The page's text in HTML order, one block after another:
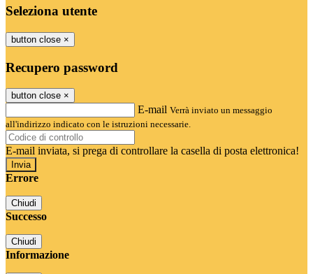
Seleziona utente
button close ×
Recupero password
button close ×
E-mail Verrà inviato un messaggio
all'indirizzo indicato con le istruzioni necessarie.
E-mail inviata, si prega di controllare la casella di posta elettronica!
Errore
Chiudi
Successo
Chiudi
Informazione